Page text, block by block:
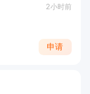
2小时前
申请